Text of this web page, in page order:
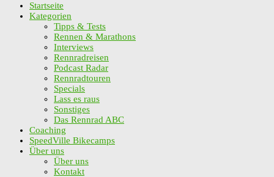
Startseite
Kategorien
Tipps & Tests
Rennen & Marathons
Interviews
Rennradreisen
Podcast Radar
Rennradtouren
Specials
Lass es raus
Sonstiges
Das Rennrad ABC
Coaching
SpeedVille Bikecamps
Über uns
Über uns
Kontakt